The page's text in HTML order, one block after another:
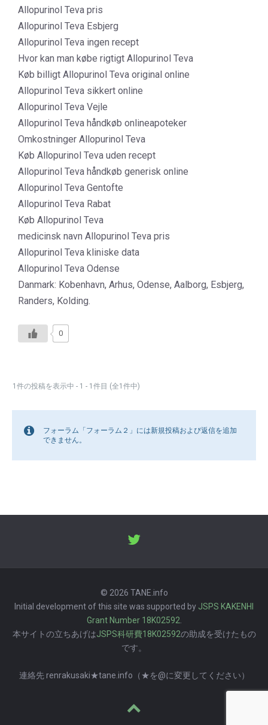
Allopurinol Teva pris
Allopurinol Teva Esbjerg
Allopurinol Teva ingen recept
Hvor kan man købe rigtigt Allopurinol Teva
Køb billigt Allopurinol Teva original online
Allopurinol Teva sikkert online
Allopurinol Teva Vejle
Allopurinol Teva håndkøb onlineapoteker
Omkostninger Allopurinol Teva
Køb Allopurinol Teva uden recept
Allopurinol Teva håndkøb generisk online
Allopurinol Teva Gentofte
Allopurinol Teva Rabat
Køb Allopurinol Teva
medicinsk navn Allopurinol Teva pris
Allopurinol Teva kliniske data
Allopurinol Teva Odense
Danmark: Kobenhavn, Arhus, Odense, Aalborg, Esbjerg,
Randers, Kolding.
0
1件の投稿を表示中 - 1 - 1件目 (全1件中)
フォーラム「フォーラム２」には新規投稿および返信を追加
できません。
© 2026 TANE.info
Initial development of this site was supported by JSPS KAKENHI
Grant Number 18K02592
本サイトの立ちあげはJSPS科研費18K02592の助成を受けたもの
です。
連絡先 renrakusaki★tane.info（★を@に変更してください）